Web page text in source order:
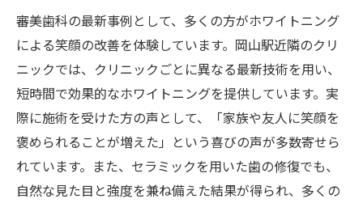
審美歯科の最新事例として、多くの方がホワイトニング
による笑顔の改善を体験しています。岡山駅近隣のクリ
ニックでは、クリニックごとに異なる最新技術を用い、
短時間で効果的なホワイトニングを提供しています。実
際に施術を受けた方の声として、「家族や友人に笑顔を
褒められることが増えた」という喜びの声が多数寄せら
れています。また、セラミックを用いた歯の修復でも、
自然な見た目と強度を兼ね備えた結果が得られ、多くの